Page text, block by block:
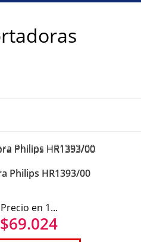
Philips HR1393/00
Precio en 1...
$69.024